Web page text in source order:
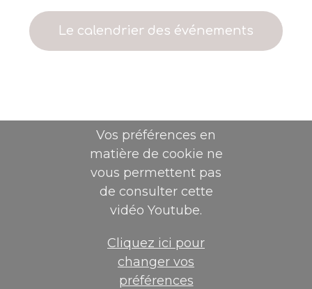
Le calendrier des événements
Vos préférences en
matière de cookie ne
vous permettent pas
de consulter cette
vidéo Youtube.
Cliquez ici pour
changer vos
préférences